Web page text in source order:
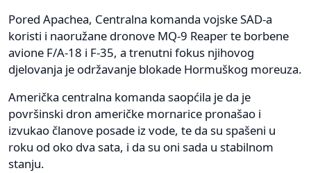
Pored Apachea, Centralna komanda vojske SAD-a
koristi i naoružane dronove MQ-9 Reaper te borbene
avione F/A-18 i F-35, a trenutni fokus njihovog
djelovanja je održavanje blokade Hormuškog moreuza.
Američka centralna komanda saopćila je da je
površinski dron američke mornarice pronašao i
izvukao članove posade iz vode, te da su spašeni u
roku od oko dva sata, i da su oni sada u stabilnom
stanju.